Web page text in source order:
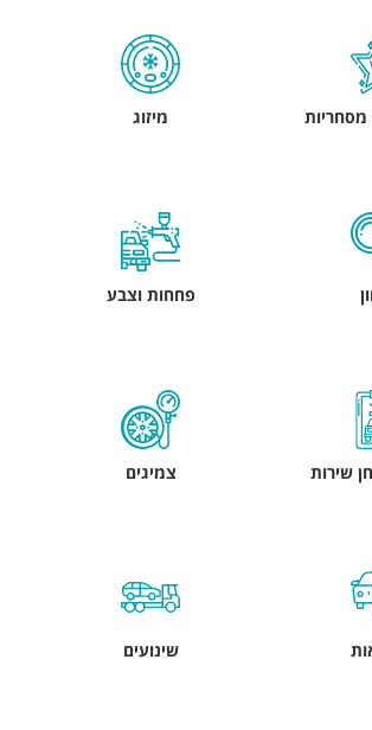
מסחריות מיזוג
פחחות וצבע
שירות צמיגים
שינועים